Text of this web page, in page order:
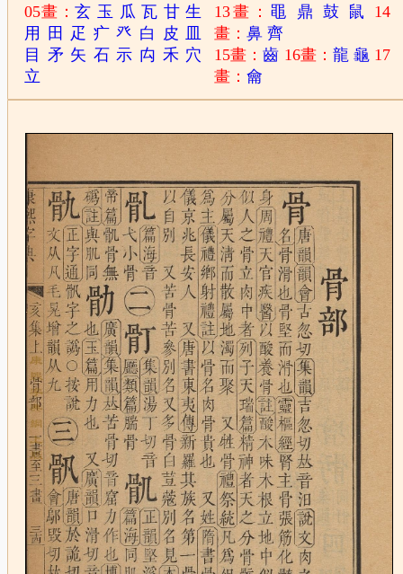
05畫：玄 玉 瓜 瓦 甘 生
用
田 疋 疒 癶 白 皮
目
矛 矢 石 示 禸 禾 穴
立
13畫： 黽 鼎 鼓 鼠
14
畫：鼻 齊
15畫：齒 16畫： 龍 龜 17
畫：龠